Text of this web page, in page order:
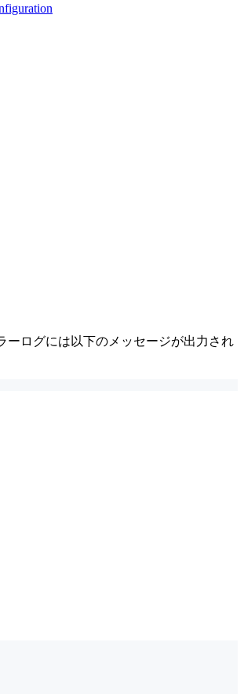
ーログには以下のメッセージが出力され